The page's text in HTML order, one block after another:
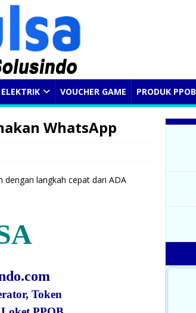
VOUCHER GAME PRODUK PPOB
WhatsApp
dengan langkah cepat dari ADA
Token